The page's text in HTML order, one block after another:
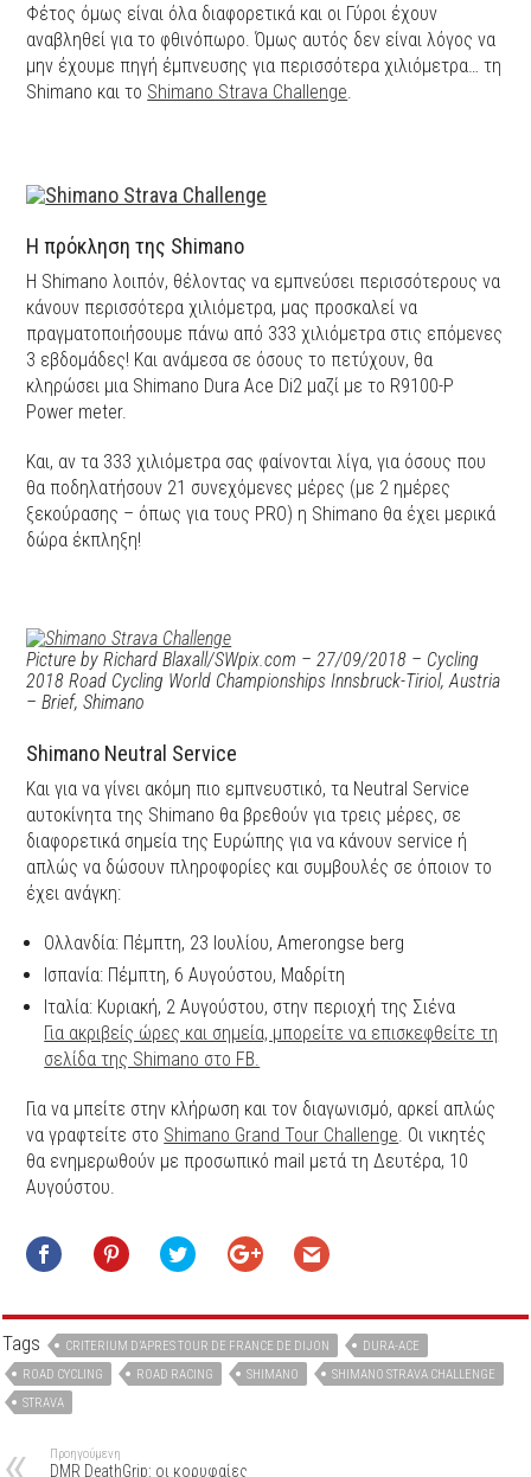
Φέτος όμως είναι όλα διαφορετικά και οι Γύροι έχουν
αναβληθεί για το φθινόπωρο. Όμως αυτός δεν είναι λόγος να
μην έχουμε πηγή έμπνευσης για περισσότερα χιλιόμετρα… τη
Shimano και το Shimano Strava Challenge.
H πρόκληση της Shimano
Η Shimano λοιπόν, θέλοντας να εμπνεύσει περισσότερους να
κάνουν περισσότερα χιλιόμετρα, μας προσκαλεί να
πραγματοποιήσουμε πάνω από 333 χιλιόμετρα στις επόμενες
3 εβδομάδες! Και ανάμεσα σε όσους το πετύχουν, θα
κληρώσει μια Shimano Dura Ace Di2 μαζί με το R9100-P
Power meter.
Και, αν τα 333 χιλιόμετρα σας φαίνονται λίγα, για όσους που
θα ποδηλατήσουν 21 συνεχόμενες μέρες (με 2 ημέρες
ξεκούρασης – όπως για τους PRO) η Shimano θα έχει μερικά
δώρα έκπληξη!
Picture by Richard Blaxall/SWpix.com – 27/09/2018 – Cycling
2018 Road Cycling World Championships Innsbruck-Tiriol, Austria
– Brief, Shimano
Shimano Neutral Service
Και για να γίνει ακόμη πιο εμπνευστικό, τα Neutral Service
αυτοκίνητα της Shimano θα βρεθούν για τρεις μέρες, σε
διαφορετικά σημεία της Ευρώπης για να κάνουν service ή
απλώς να δώσουν πληροφορίες και συμβουλές σε όποιον το
έχει ανάγκη:
Ολλανδία: Πέμπτη, 23 Ιουλίου, Amerongse berg
Iσπανία: Πέμπτη, 6 Αυγούστου, Μαδρίτη
Ιταλία: Κυριακή, 2 Αυγούστου, στην περιοχή της Σιένα
Για ακριβείς ώρες και σημεία, μπορείτε να επισκεφθείτε τη
σελίδα της Shimano στο FB.
Για να μπείτε στην κλήρωση και τον διαγωνισμό, αρκεί απλώς
να γραφτείτε στο Shimano Grand Tour Challenge . Οι νικητές
θα ενημερωθούν με προσωπικό mail μετά τη Δευτέρα, 10
Αυγούστου.
Tags CRITERIUM D’APRES TOUR DE FRANCE DE DIJON
DURA-ACE
ROAD CYCLING
ROAD RACING SHIMANO
SHIMANO STRAVA CHALLENGE
STRAVA
Προηγούμενη
DMR DeathGrip: οι κορυφαίες